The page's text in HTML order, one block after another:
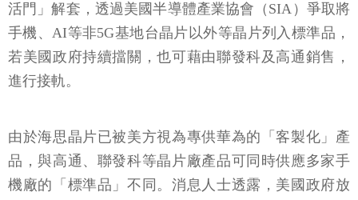
活門」解套，透過美國半導體產業協會（SIA）爭取將
手機、AI等非5G基地台晶片以外等晶片列入標準品，
若美國政府持續擋關，也可藉由聯發科及高通銷售，
進行接軌。
由於海思晶片已被美方視為專供華為的「客製化」產
品，與高通、聯發科等晶片廠產品可同時供應多家手
機廠的「標準品」不同。消息人士透露，美國政府放